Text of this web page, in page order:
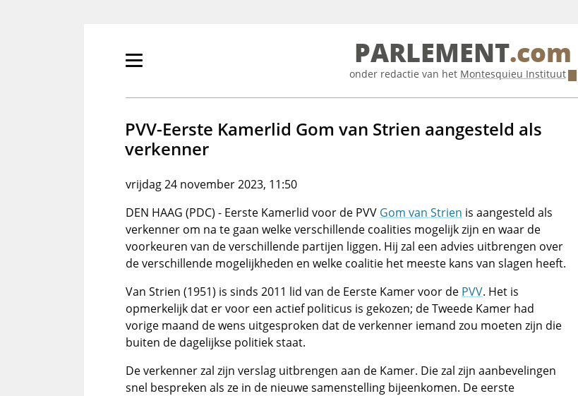
Primair
tonen/verbergen
PARLEMENT.com
onder redactie van het Montesquieu Instituut
PVV-Eerste Kamerlid Gom van Strien aangesteld als
verkenner
vrijdag 24 november 2023, 11:50
DEN HAAG (PDC) - Eerste Kamerlid voor de PVV Gom van Strien is aangesteld als
verkenner om na te gaan welke verschillende coalities mogelijk zijn en waar de
voorkeuren van de verschillende partijen liggen. Hij zal een advies uitbrengen over
de verschillende mogelijkheden en welke coalitie het meeste kans van slagen heeft.
Van Strien (1951) is sinds 2011 lid van de Eerste Kamer voor de PVV. Het is
opmerkelijk dat er voor een actief politicus is gekozen; de Tweede Kamer had
vorige maand de wens uitgesproken dat de verkenner iemand zou moeten zijn die
buiten de dagelijkse politiek staat.
De verkenner zal zijn verslag uitbrengen aan de Kamer. Die zal zijn aanbevelingen
snel bespreken als ze in de nieuwe samenstelling bijeenkomen. De eerste